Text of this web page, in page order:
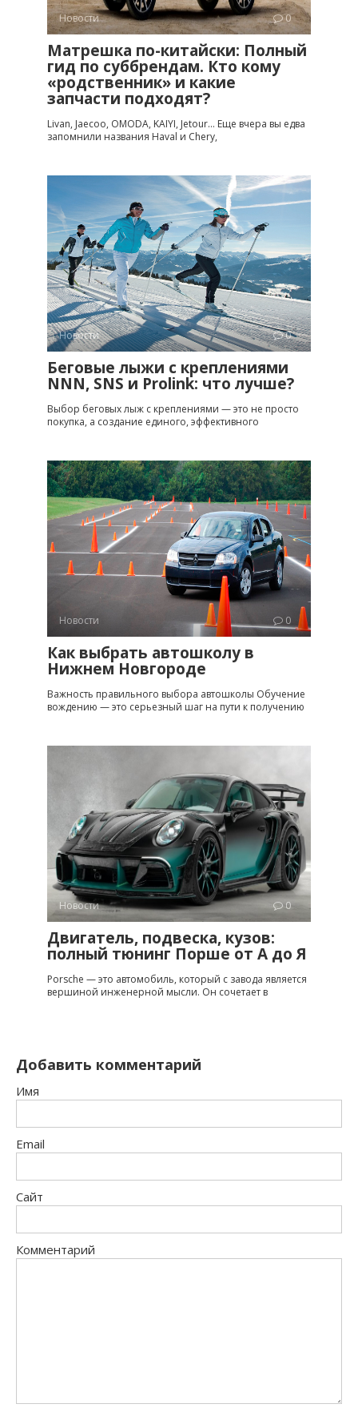
Новости 0
Матрешка по-китайски: Полный
гид по суббрендам. Кто кому
«родственник» и какие
запчасти подходят?
Livan, Jaecoo, OMODA, KAIYI, Jetour… Еще вчера вы едва
запомнили названия Haval и Chery,
Новости 0
Беговые лыжи с креплениями
NNN, SNS и Prolink: что лучше?
Выбор беговых лыж с креплениями — это не просто
покупка, а создание единого, эффективного
Новости 0
Как выбрать автошколу в
Нижнем Новгороде
Важность правильного выбора автошколы Обучение
вождению — это серьезный шаг на пути к получению
Новости 0
Двигатель, подвеска, кузов:
полный тюнинг Порше от A до Я
Porsche — это автомобиль, который с завода является
вершиной инженерной мысли. Он сочетает в
Добавить комментарий
Имя
Email
Сайт
Комментарий